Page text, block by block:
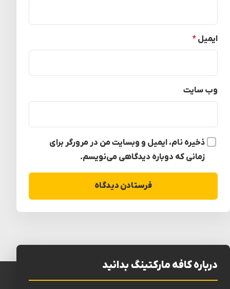
ایمیل *
وب‌ سایت
ذخیره نام، ایمیل و وبسایت من در مرورگر برای
زمانی که دوباره دیدگاهی می‌نویسم.
درباره کافه مارکتینگ بدانید